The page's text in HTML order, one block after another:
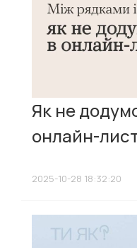
Як не
онлайн-
2025-10-28 18:32:20